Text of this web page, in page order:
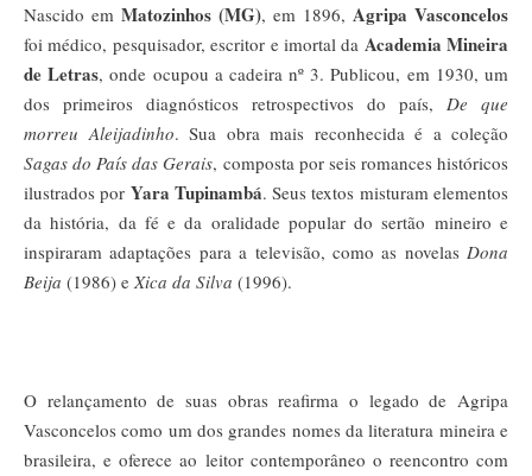
Nascido em Matozinhos (MG), em 1896, Agripa Vasconcelos
foi médico, pesquisador, escritor e imortal da Academia Mineira
de Letras, onde ocupou a cadeira nº 3. Publicou, em 1930, um
dos primeiros diagnósticos retrospectivos do país, De que
morreu Aleijadinho. Sua obra mais reconhecida é a coleção
Sagas do País das Gerais, composta por seis romances históricos
ilustrados por Yara Tupinambá. Seus textos misturam elementos
da história, da fé e da oralidade popular do sertão mineiro e
inspiraram adaptações para a televisão, como as novelas Dona
Beija (1986) eXica da Silva (1996).
O relançamento de suas obras reafirma o legado de Agripa
Vasconcelos como um dos grandes nomes da literatura mineira e
brasileira, e oferece ao leitor contemporâneo o reencontro com